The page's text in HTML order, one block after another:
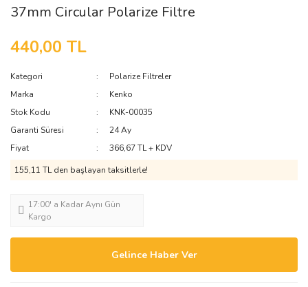
37mm Circular Polarize Filtre
440,00 TL
Kategori
Polarize Filtreler
Marka
Kenko
Stok Kodu
KNK-00035
Garanti Süresi
24 Ay
Fiyat
366,67 TL + KDV
155,11 TL den başlayan taksitlerle!
17:00' a Kadar Aynı Gün
Kargo
Gelince Haber Ver